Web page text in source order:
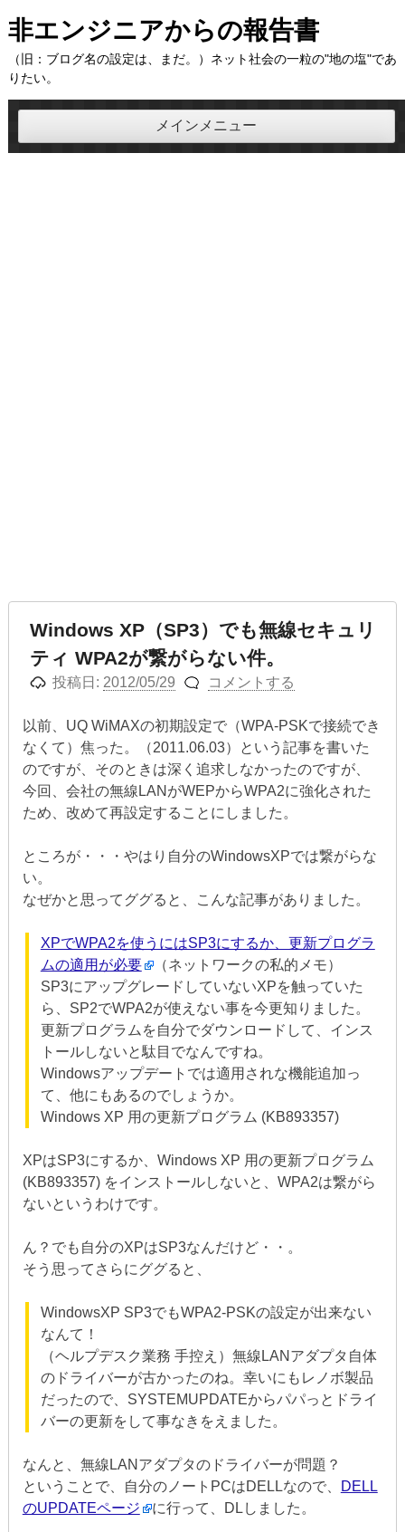
コ
ン
テ
ン
ツ
ス
非エンジニアからの報告書
（旧：ブログ名の設定は、まだ。）ネット社会の一粒の"地の塩"であ
りたい。
メインメニュー
Windows XP（SP3）でも無線セキュリ
ティ WPA2が繋がらない件。
投稿日: 2012/05/29 コメントする
以前、UQ WiMAXの初期設定で（WPA-PSKで接続でき
なくて）焦った。（2011.06.03）という記事を書いた
のですが、そのときは深く追求しなかったのですが、
今回、会社の無線LANがWEPからWPA2に強化された
ため、改めて再設定することにしました。
ところが・・・やはり自分のWindowsXPでは繋がらな
い。
なぜかと思ってググると、こんな記事がありました。
XPでWPA2を使うにはSP3にするか、更新プログラ
ムの適用が必要
（ネットワークの私的メモ）
SP3にアップグレードしていないXPを触っていた
ら、SP2でWPA2が使えない事を今更知りました。
更新プログラムを自分でダウンロードして、インス
トールしないと駄目でなんですね。
Windowsアップデートでは適用されな機能追加っ
て、他にもあるのでしょうか。
Windows XP 用の更新プログラム (KB893357)
XPはSP3にするか、Windows XP 用の更新プログラム
(KB893357) をインストールしないと、WPA2は繋がら
ないというわけです。
ん？でも自分のXPはSP3なんだけど・・。
そう思ってさらにググると、
WindowsXP SP3でもWPA2-PSKの設定が出来ない
なんて！
（ヘルプデスク業務 手控え）無線LANアダプタ自体
のドライバーが古かったのね。幸いにもレノボ製品
だったので、SYSTEMUPDATEからパパっとドライ
バーの更新をして事なきをえました。
なんと、無線LANアダプタのドライバーが問題？
ということで、自分のノートPCはDELLなので、
DELL
のUPDATEページ
に行って、DLしました。